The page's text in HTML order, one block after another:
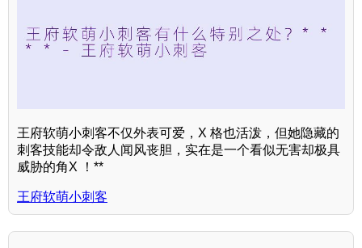
王府软萌小刺客不仅外表可爱，X 格也活泼，但她隐藏的
刺客技能却令敌人闻风丧胆，实在是一个看似无害却极具
威胁的角X ！**
王府软萌小刺客